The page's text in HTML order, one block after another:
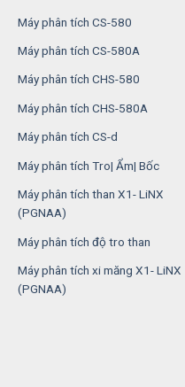
Máy phân tích CS-580
Máy phân tích CS-580A
Máy phân tích CHS-580
Máy phân tích CHS-580A
Máy phân tích CS-d
Máy phân tích Tro| Ẩm| Bốc
Máy phân tích than X1- LiNX
(PGNAA)
Máy phân tích độ tro than
Máy phân tích xi măng X1- LiNX
(PGNAA)